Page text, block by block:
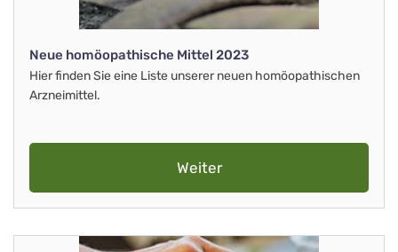
Neue homöopathische Mittel 2023
Hier finden Sie eine Liste unserer neuen homöopathischen
Arzneimittel.
Weiter